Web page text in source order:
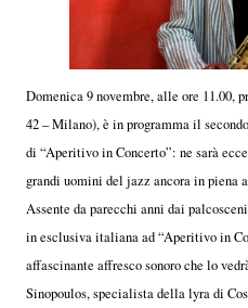
Domenica 9 novembre, alle ore 11.00,
42 – Milano), è in programma il
di “Aperitivo in Concerto”: ne sarà
grandi uomini del jazz ancora in piena
Assente da parecchi anni dai
in esclusiva italiana ad “Aperitivo in
affascinante affresco sonoro che lo
Sinopoulos, specialista della lyra di